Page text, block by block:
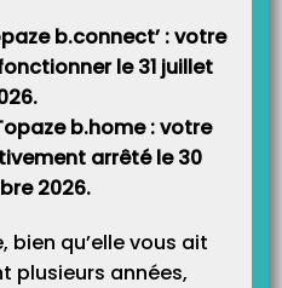
b.connect’ : votre
le 31 juillet
b.home : votre
arrêté le 30
2026.
qu’elle vous ait
plusieurs années,